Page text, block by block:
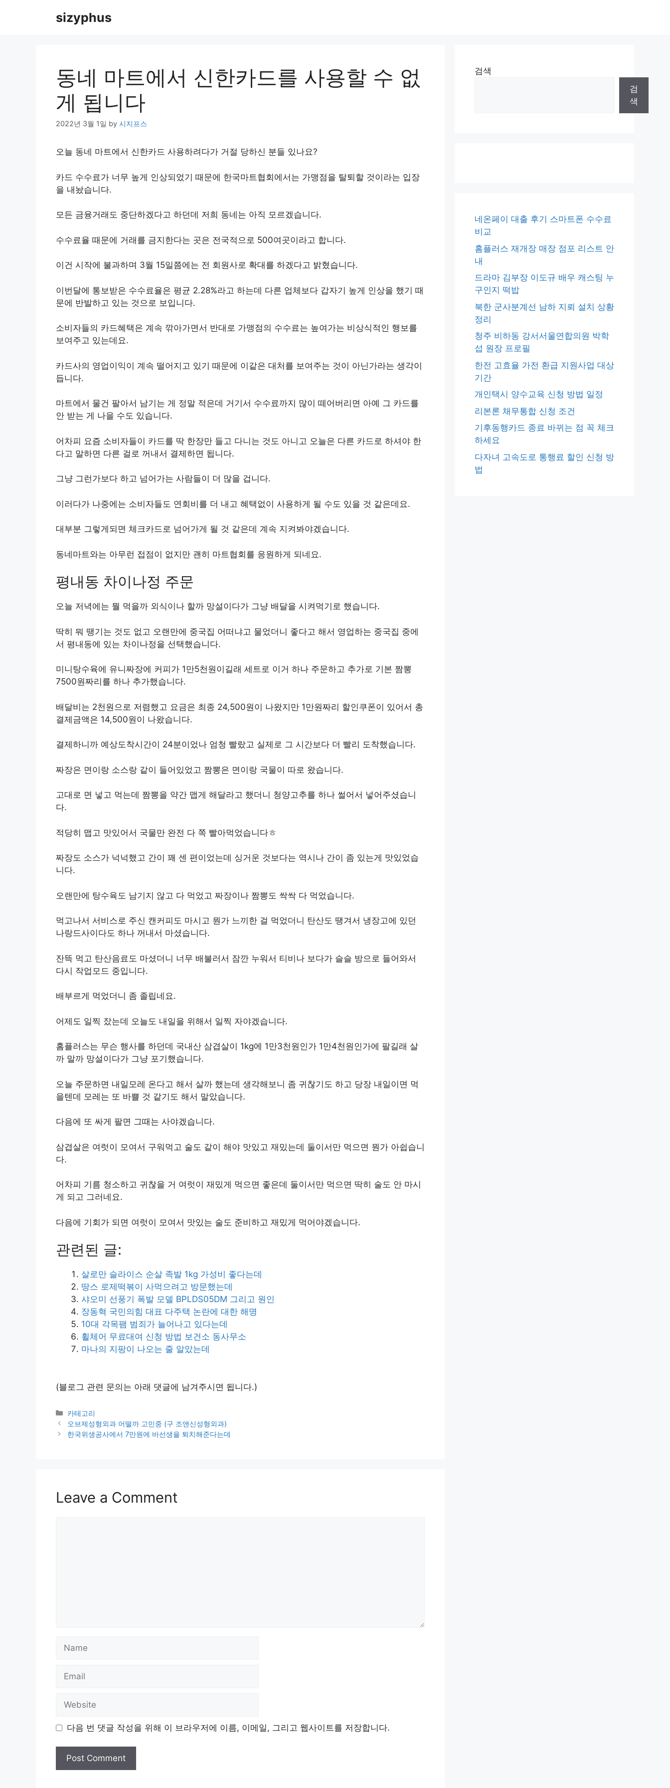
sizyphus
동네 마트에서 신한카드를 사용할 수 없
게 됩니다
2022년 3월 1일 by 시지프스
오늘 동네 마트에서 신한카드 사용하려다가 거절 당하신 분들 있나요?
카드 수수료가 너무 높게 인상되었기 때문에 한국마트협회에서는 가맹점을 탈퇴할 것이라는 입장
을 내놨습니다.
모든 금융거래도 중단하겠다고 하던데 저희 동네는 아직 모르겠습니다.
수수료율 때문에 거래를 금지한다는 곳은 전국적으로 500여곳이라고 합니다.
이건 시작에 불과하며 3월 15일쯤에는 전 회원사로 확대를 하겠다고 밝혔습니다.
이번달에 통보받은 수수료율은 평균 2.28%라고 하는데 다른 업체보다 갑자기 높게 인상을 했기 때
문에 반발하고 있는 것으로 보입니다.
소비자들의 카드혜택은 계속 깎아가면서 반대로 가맹점의 수수료는 높여가는 비상식적인 행보를
보여주고 있는데요.
카드사의 영업이익이 계속 떨어지고 있기 때문에 이같은 대처를 보여주는 것이 아닌가라는 생각이
듭니다.
마트에서 물건 팔아서 남기는 게 정말 적은데 거기서 수수료까지 많이 떼어버리면 아예 그 카드를
안 받는 게 나을 수도 있습니다.
어차피 요즘 소비자들이 카드를 딱 한장만 들고 다니는 것도 아니고 오늘은 다른 카드로 하셔야 한
다고 말하면 다른 걸로 꺼내서 결제하면 됩니다.
그냥 그런가보다 하고 넘어가는 사람들이 더 많을 겁니다.
이러다가 나중에는 소비자들도 연회비를 더 내고 혜택없이 사용하게 될 수도 있을 것 같은데요.
대부분 그렇게되면 체크카드로 넘어가게 될 것 같은데 계속 지켜봐야겠습니다.
동네마트와는 아무런 접점이 없지만 괜히 마트협회를 응원하게 되네요.
평내동 차이나정 주문
오늘 저녁에는 뭘 먹을까 외식이나 할까 망설이다가 그냥 배달을 시켜먹기로 했습니다.
딱히 뭐 땡기는 것도 없고 오랜만에 중국집 어떠냐고 물었더니 좋다고 해서 영업하는 중국집 중에
서 평내동에 있는 차이나정을 선택했습니다.
미니탕수육에 유니짜장에 커피가 1만5천원이길래 세트로 이거 하나 주문하고 추가로 기본 짬뽕
7500원짜리를 하나 추가했습니다.
배달비는 2천원으로 저렴했고 요금은 최종 24,500원이 나왔지만 1만원짜리 할인쿠폰이 있어서 총
결제금액은 14,500원이 나왔습니다.
결제하니까 예상도착시간이 24분이었나 엄청 빨랐고 실제로 그 시간보다 더 빨리 도착했습니다.
짜장은 면이랑 소스랑 같이 들어있었고 짬뽕은 면이랑 국물이 따로 왔습니다.
고대로 면 넣고 먹는데 짬뽕을 약간 맵게 해달라고 했더니 청양고추를 하나 썰어서 넣어주셨습니
다.
적당히 맵고 맛있어서 국물만 완전 다 쪽 빨아먹었습니다ㅎ
짜장도 소스가 넉넉했고 간이 꽤 센 편이었는데 싱거운 것보다는 역시나 간이 좀 있는게 맛있었습
니다.
오랜만에 탕수육도 남기지 않고 다 먹었고 짜장이나 짬뽕도 싹싹 다 먹었습니다.
먹고나서 서비스로 주신 캔커피도 마시고 뭔가 느끼한 걸 먹었더니 탄산도 땡겨서 냉장고에 있던
나랑드사이다도 하나 꺼내서 마셨습니다.
잔뜩 먹고 탄산음료도 마셨더니 너무 배불러서 잠깐 누워서 티비나 보다가 슬슬 방으로 들어와서
다시 작업모드 중입니다.
배부르게 먹었더니 좀 졸립네요.
어제도 일찍 잤는데 오늘도 내일을 위해서 일찍 자야겠습니다.
홈플러스는 무슨 행사를 하던데 국내산 삼겹살이 1kg에 1만3천원인가 1만4천원인가에 팔길래 살
까 말까 망설이다가 그냥 포기했습니다.
오늘 주문하면 내일모레 온다고 해서 살까 했는데 생각해보니 좀 귀찮기도 하고 당장 내일이면 먹
을텐데 모레는 또 바쁠 것 같기도 해서 말았습니다.
다음에 또 싸게 팔면 그때는 사야겠습니다.
삼겹살은 여럿이 모여서 구워먹고 술도 같이 해야 맛있고 재밌는데 둘이서만 먹으면 뭔가 아쉽습니
다.
어차피 기름 청소하고 귀찮을 거 여럿이 재밌게 먹으면 좋은데 둘이서만 먹으면 딱히 술도 안 마시
게 되고 그러네요.
다음에 기회가 되면 여럿이 모여서 맛있는 술도 준비하고 재밌게 먹어야겠습니다.
관련된 글:
살로만 슬라이스 순살 족발 1kg 가성비 좋다는데
땅스 로제떡볶이 사먹으려고 방문했는데
샤오미 선풍기 폭발 모델 BPLDS05DM 그리고 원인
장동혁 국민의힘 대표 다주택 논란에 대한 해명
10대 각목팸 범죄가 늘어나고 있다는데
휠체어 무료대여 신청 방법 보건소 동사무소
마나의 지팡이 나오는 줄 알았는데
(블로그 관련 문의는 아래 댓글에 남겨주시면 됩니다.)
Categories
카테고리
오브제성형외과 어떨까 고민중 (구 조앤신성형외과)
한국위생공사에서 7만원에 바선생을 퇴치해준다는데
Leave a Comment
다음 번 댓글 작성을 위해 이 브라우저에 이름, 이메일, 그리고 웹사이트를 저장합니다.
검색
검
색
네온페이 대출 후기 스마트폰 수수료
비교
홈플러스 재개장 매장 점포 리스트 안
내
드라마 김부장 이도규 배우 캐스팅 누
구인지 떡밥
북한 군사분계선 남하 지뢰 설치 상황
정리
청주 비하동 강서서울연합의원 박학
섭 원장 프로필
한전 고효율 가전 환급 지원사업 대상
기간
개인택시 양수교육 신청 방법 일정
리본론 채무통합 신청 조건
기후동행카드 종료 바뀌는 점 꼭 체크
하세요
다자녀 고속도로 통행료 할인 신청 방
법